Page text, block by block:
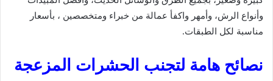
وأنواع الرش، وأمهر واكفأ عمالة من خبراء ومتخصصين ، بأسعار
مناسبة لكل الطبقات.
نصائح هامة لتجنب الحشرات المزعجة